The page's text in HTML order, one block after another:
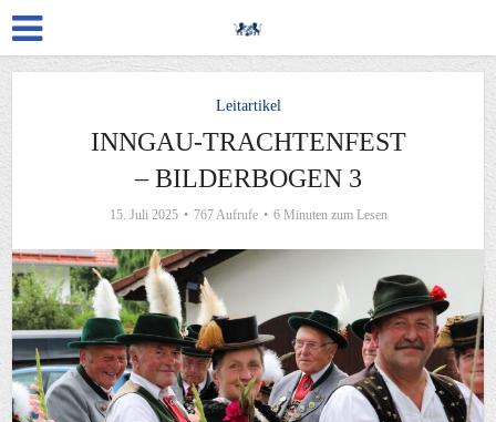
Leitartikel
INNGAU-TRACHTENFEST
– BILDERBOGEN 3
15. Juli 2025 767 Aufrufe 6 Minuten zum Lesen